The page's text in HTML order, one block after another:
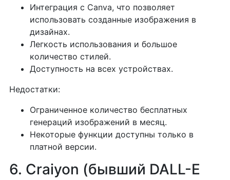
Интеграция с Canva, что позволяет
использовать созданные изображения в
дизайнах.
Легкость использования и большое
количество стилей.
Доступность на всех устройствах.
Недостатки:
Ограниченное количество бесплатных
генераций изображений в месяц.
Некоторые функции доступны только в
платной версии.
6. Craiyon (бывший DALL-E